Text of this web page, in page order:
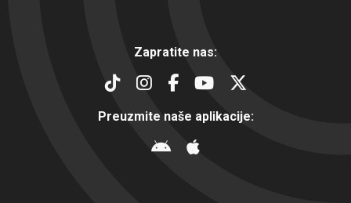
Zapratite nas:
Preuzmite naše aplikacije: